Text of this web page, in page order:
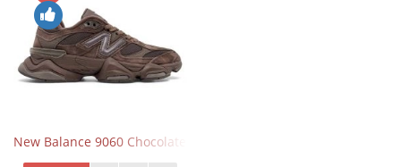
New Balance 9060 Chocolate Brown